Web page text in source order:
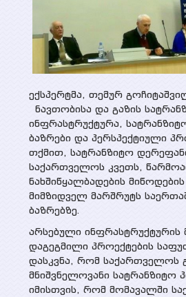
ვიდეო გალერეა
WEG მედიაში
ღონისძიებები
კონტაქტი
ექსპერტმა, თემურ
ნავთობისა და გაზის
ინფრასტრუქტურა,
ბაზრები და პერსპექტიული
თქმით, სატრანზიტო
საქართველოს კვეთს,
ნახშიწყალბადების
მიმზიდველ მარშრუტს
ბაზრებზე.
არსებული ინფრასტრუქტურის
დაგეგმილი პროექტების
დასკვნა, რომ საქართველოს
მნიშვნელოვანი სატრანზიტო
იმისთვის, რომ მომავალში